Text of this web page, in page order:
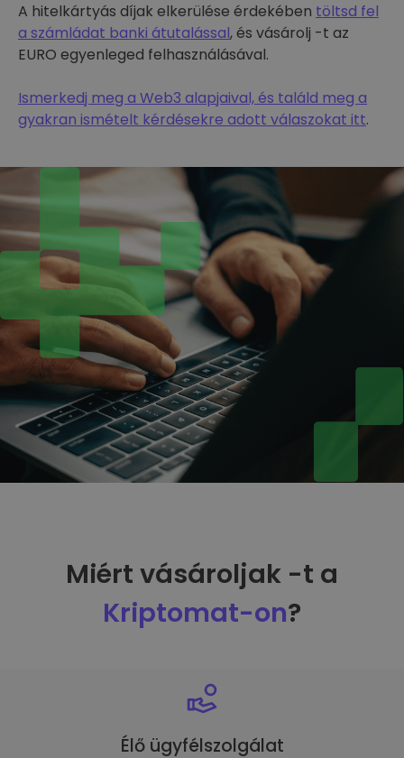
A hitelkártyás díjak elkerülése érdekében töltsd fel
a számládat banki átutalással, és vásárolj -t az
EURO egyenleged felhasználásával.
Ismerkedj meg a Web3 alapjaival, és találd meg a
gyakran ismételt kérdésekre adott válaszokat itt.
Miért vásároljak -t a
Kriptomat-on?
Élő ügyfélszolgálat